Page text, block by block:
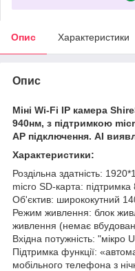
Опис Характеристики
Опис
Міні Wi-Fi IP камера
940нм, з підтримкою
АР підключення. AI
Характеристики:
Роздільна здатність:
micro SD-карта:
Об'єктив: ширококутний
Режим живлення: блок
живлення (немає
Вхідна потужність: "мікро
Підтримка функції:
мобільного телефона з